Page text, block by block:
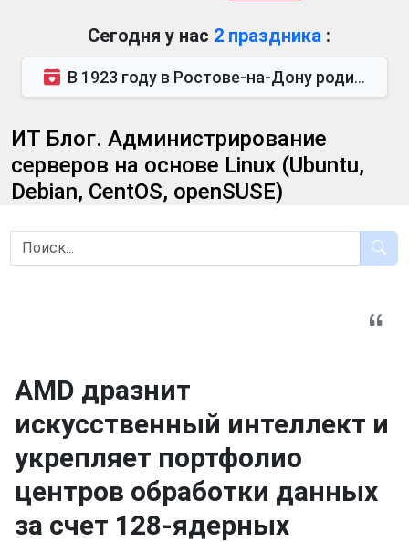
Сегодня у нас 2 праздника :
В 1923 году в Ростове-на-Дону родился Виктор Михайлович Глушков. Под руководством Виктора Михайло...
ИТ Блог. Администрирование
серверов на основе Linux (Ubuntu,
Debian, CentOS, openSUSE)
AMD дразнит
искусственный интеллект и
укрепляет портфолио
центров обработки данных
за счет 128-ядерных